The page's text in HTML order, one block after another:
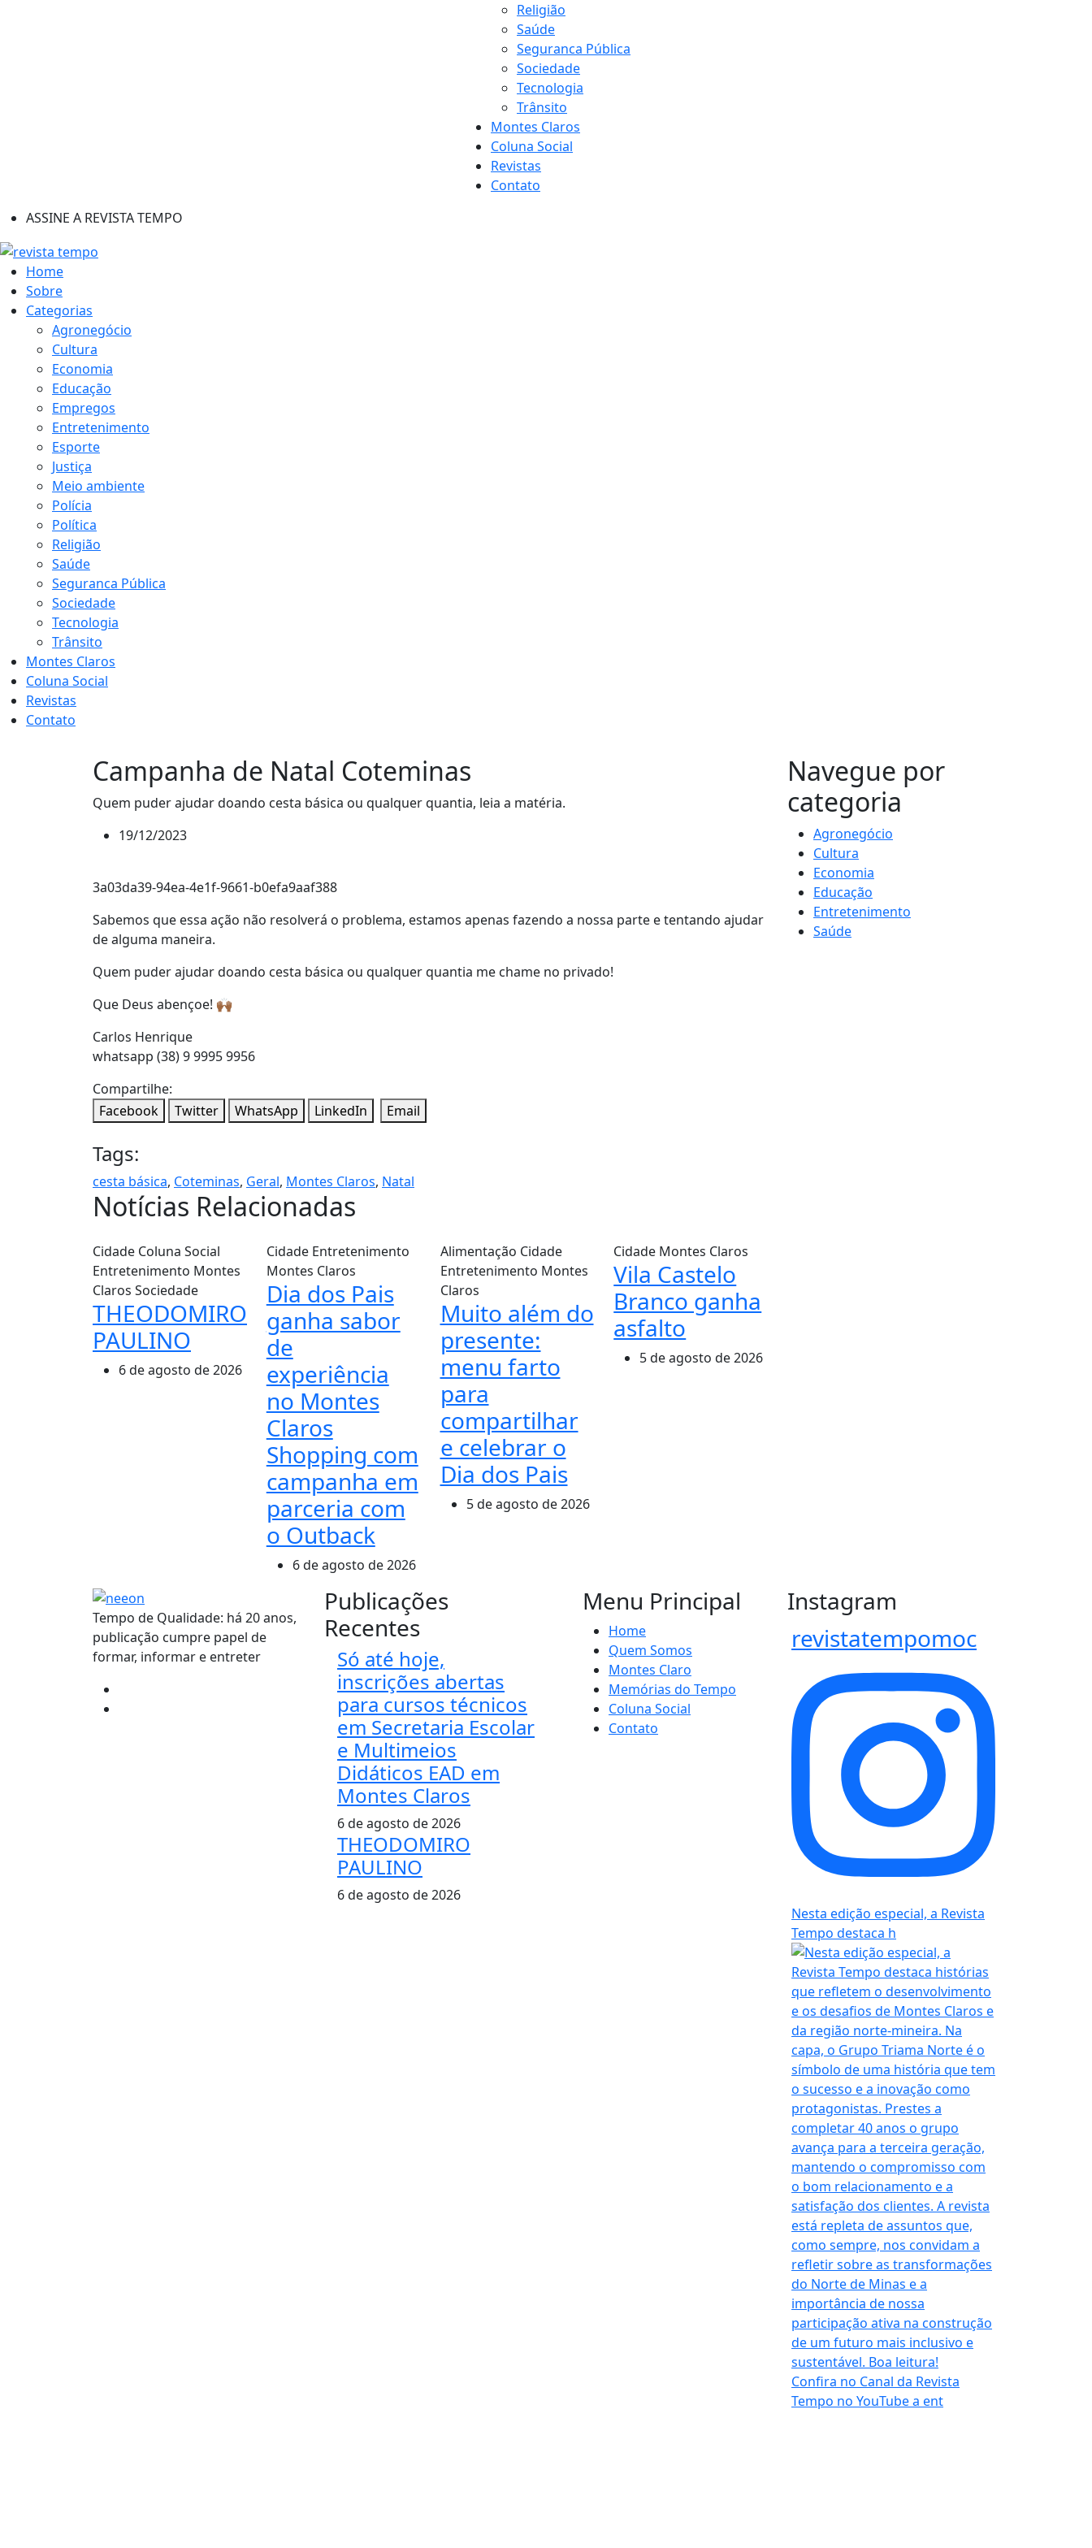
Religião
Saúde
Seguranca Pública
Sociedade
Tecnologia
Trânsito
Montes Claros
Coluna Social
Revistas
Contato
ASSINE A REVISTA TEMPO
Home
Sobre
Categorias
Agronegócio
Cultura
Economia
Educação
Empregos
Entretenimento
Esporte
Justiça
Meio ambiente
Polícia
Política
Religião
Saúde
Seguranca Pública
Sociedade
Tecnologia
Trânsito
Montes Claros
Coluna Social
Revistas
Contato
Campanha de Natal Coteminas
Quem puder ajudar doando cesta básica ou qualquer quantia, leia a matéria.
19/12/2023
3a03da39-94ea-4e1f-9661-b0efa9aaf388
Sabemos que essa ação não resolverá o problema, estamos apenas fazendo a nossa parte e tentando ajudar
de alguma maneira.
Quem puder ajudar doando cesta básica ou qualquer quantia me chame no privado!
Que Deus abençoe! 🙌🏾
Carlos Henrique
whatsapp (38) 9 9995 9956
Compartilhe:
Facebook
Twitter WhatsApp LinkedIn Email
Tags:
cesta básica, Coteminas, Geral, Montes Claros, Natal
Notícias Relacionadas
Cidade Coluna Social
Entretenimento Montes
Claros Sociedade
THEODOMIRO
PAULINO
6 de agosto de 2026
Cidade Entretenimento
Montes Claros
Dia dos Pais
ganha sabor
de
experiência
no Montes
Claros
Shopping com
campanha em
parceria com
o Outback
6 de agosto de 2026
Alimentação Cidade
Entretenimento Montes
Claros
Muito além do
presente:
menu farto
para
compartilhar
e celebrar o
Dia dos Pais
5 de agosto de 2026
Cidade Montes Claros
Vila Castelo
Branco ganha
asfalto
5 de agosto de 2026
MAIS VISTOS
Navegue por
categoria
Agronegócio
Cultura
Economia
Educação
Entretenimento
Saúde
Tempo de Qualidade: há 20 anos,
publicação cumpre papel de
formar, informar e entreter
Publicações
Recentes
Só até hoje,
inscrições abertas
para cursos técnicos
em Secretaria Escolar
e Multimeios
Didáticos EAD em
Montes Claros
6 de agosto de 2026
THEODOMIRO
PAULINO
6 de agosto de 2026
Menu Principal
Home
Quem Somos
Montes Claro
Memórias do Tempo
Coluna Social
Contato
Instagram
revistatempomoc
Nesta edição especial, a Revista
Tempo destaca h
Confira no Canal da Revista
Tempo no YouTube a ent